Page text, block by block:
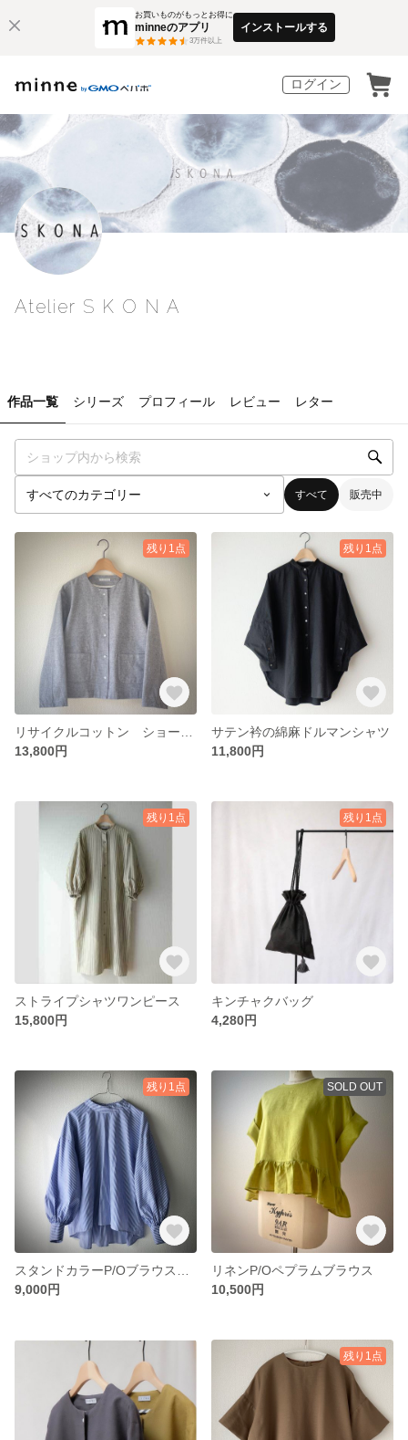
お買いものがもっとお得に
minneのアプリ
3万件以上
インストールする
ログイン
Atelier S K O N A
作品一覧 シリーズ プロフィール レビュー レター
すべて 販売中
残り1点
13,800円
残り1点
サテン衿の綿麻ドルマンシャツ
11,800円
残り1点
ストライプシャツワンピース
15,800円
残り1点
キンチャクバッグ
4,280円
残り1点
9,000円
SOLD OUT
リネンP/Oペプラムブラウス
10,500円
残り1点